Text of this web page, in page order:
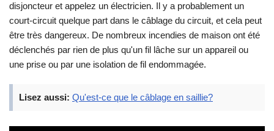
disjoncteur et appelez un électricien. Il y a probablement un
court-circuit quelque part dans le câblage du circuit, et cela peut
être très dangereux. De nombreux incendies de maison ont été
déclenchés par rien de plus qu'un fil lâche sur un appareil ou
une prise ou par une isolation de fil endommagée.
Lisez aussi: Qu'est-ce que le câblage en saillie?